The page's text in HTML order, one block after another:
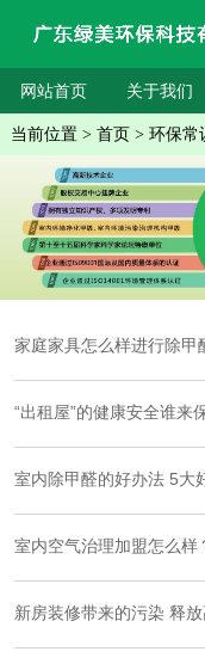
网站首页 关于我们
当前位置 > 首页 > 环保常
家庭家具怎么样进行除甲
“出租屋”的健康安全谁来
室内除甲醛的好办法 5大
室内空气治理加盟怎么样
新房装修带来的污染 释